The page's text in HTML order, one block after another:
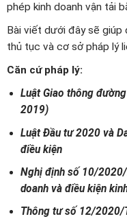
phép kinh doanh vận tải
Bài viết dưới đây sẽ giúp
thủ tục và cơ sở pháp lý
Căn cứ pháp lý:
Luật Giao thông
2019)
Luật Đầu tư 2020 và
điều kiện
Nghị định số 10/
doanh và điều kiện
Thông tư số 12/2020/